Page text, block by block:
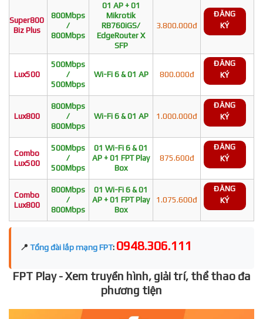
Super800
Biz Plus
800Mbps
/
800Mbps
01 AP + 01
Mikrotik
RB760iGS/
EdgeRouter X
SFP
3.800.000đ
ĐĂNG
KÝ
Lux500
500Mbps
/
500Mbps
Wi-Fi 6 & 01 AP 800.000đ
ĐĂNG
KÝ
Lux800
800Mbps
/
800Mbps
Wi-Fi 6 & 01 AP 1.000.000đ
ĐĂNG
KÝ
Combo
Lux500
500Mbps
/
500Mbps
01 Wi-Fi 6 & 01
AP + 01 FPT Play
Box
875.600đ
ĐĂNG
KÝ
Combo
Lux800
800Mbps
/
800Mbps
01 Wi-Fi 6 & 01
AP + 01 FPT Play
Box
1.075.600đ
ĐĂNG
KÝ
📍 Tổng đài lắp mạng FPT: 0948.306.111
FPT Play - Xem truyền hình, giải trí, thể thao đa
phương tiện